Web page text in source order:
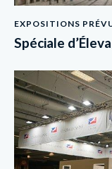
EXPOSITIONS
Spéciale